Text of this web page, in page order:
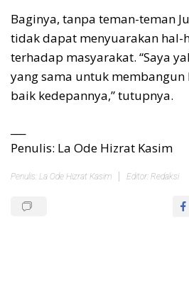
Baginya, tanpa teman-teman
tidak dapat menyuarakan hal-
terhadap masyarakat. “Saya
yang sama untuk
baik kedepannya,” tutupnya.
Penulis: La Ode Hizrat Kasim
Penulis: La Ode Hizrat Kasim Editor: Redaksi